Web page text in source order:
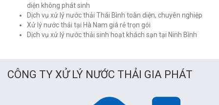
diện không phát sinh
Dịch vụ xử lý nước thải Thái Bình toàn diện, chuyên nghiệp
Xử lý nước thải tại Hà Nam giá rẻ trọn gói
Dịch vụ xử lý nước thải sinh hoạt khách sạn tại Ninh Bình
CÔNG TY XỬ LÝ NƯỚC THẢI GIA PHÁT